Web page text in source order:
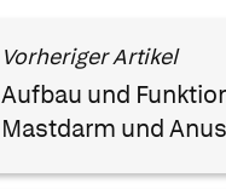
Vorheriger Artikel
Aufbau und
Mastdarm und Anus